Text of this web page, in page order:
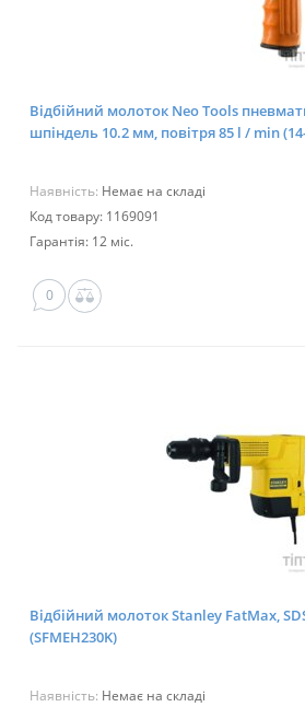
Відбійний молоток Neo Tools
шпіндель 10.2 мм, повітря 85 l / min
Наявність: Немає на складі
Код товару: 1169091
Гарантія: 12 міс.
0
Відбійний молоток Stanley FatMax,
(SFMEH230K)
Наявність: Немає на складі